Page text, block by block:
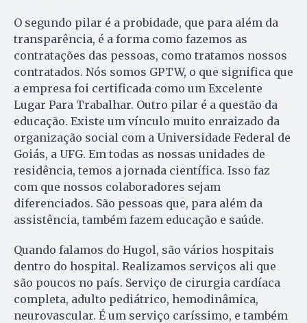
O segundo pilar é a probidade, que para além da
transparência, é a forma como fazemos as
contratações das pessoas, como tratamos nossos
contratados. Nós somos GPTW, o que significa que
a empresa foi certificada como um Excelente
Lugar Para Trabalhar. Outro pilar é a questão da
educação. Existe um vínculo muito enraizado da
organização social com a Universidade Federal de
Goiás, a UFG. Em todas as nossas unidades de
residência, temos a jornada científica. Isso faz
com que nossos colaboradores sejam
diferenciados. São pessoas que, para além da
assistência, também fazem educação e saúde.
Quando falamos do Hugol, são vários hospitais
dentro do hospital. Realizamos serviços ali que
são poucos no país. Serviço de cirurgia cardíaca
completa, adulto pediátrico, hemodinâmica,
neurovascular. É um serviço caríssimo, e também